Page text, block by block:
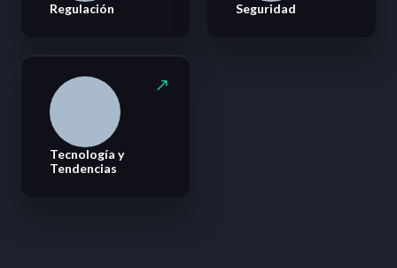
Regulación Seguridad
Tecnología y
Tendencias